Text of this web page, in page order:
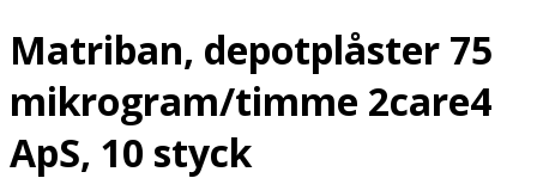
Matriban, depotplåster 75
mikrogram/timme 2care4
ApS, 10 styck